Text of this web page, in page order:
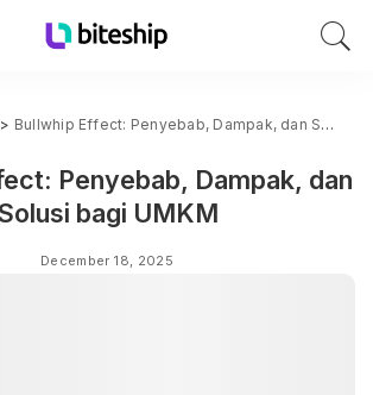
> Bullwhip Effect: Penyebab, Dampak, dan Solusi bagi UMKM
Penyebab, Dampak, dan
bagi UMKM
December 18, 2025